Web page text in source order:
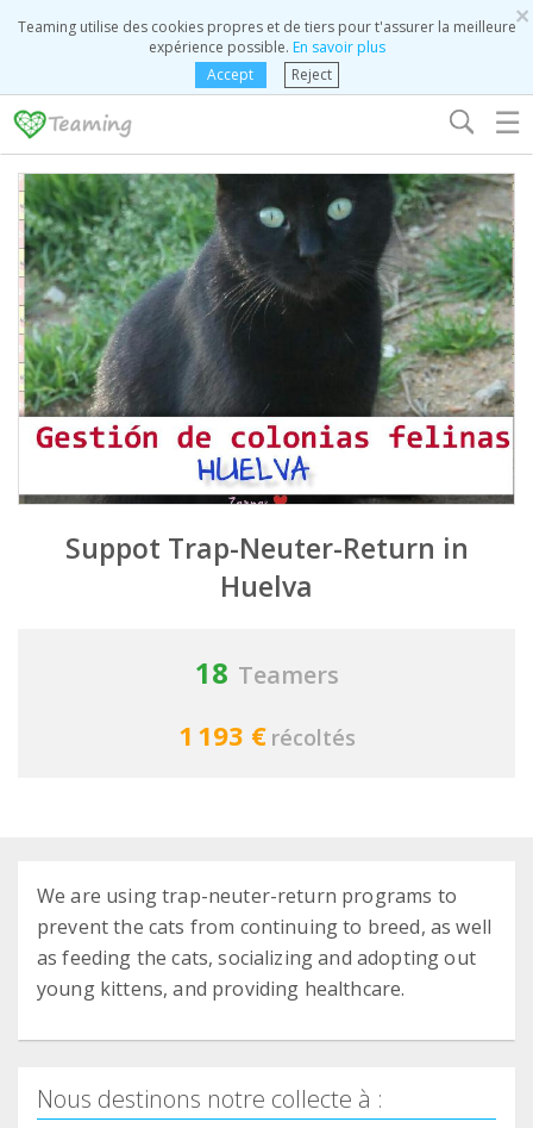
×
Teaming utilise des cookies propres et de tiers pour t'assurer la meilleure
expérience possible. En savoir plus
Accept
Reject
☰
Suppot Trap-Neuter-Return in
Huelva
18 Teamers
1 193 € récoltés
We are using trap-neuter-return programs to
prevent the cats from continuing to breed, as well
as feeding the cats, socializing and adopting out
young kittens, and providing healthcare.
Nous destinons notre collecte à :